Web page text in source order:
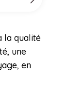
la qualité
une
en